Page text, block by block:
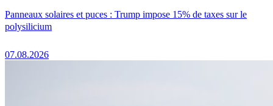
Panneaux solaires et puces : Trump impose 15% de taxes sur le
polysilicium
07.08.2026